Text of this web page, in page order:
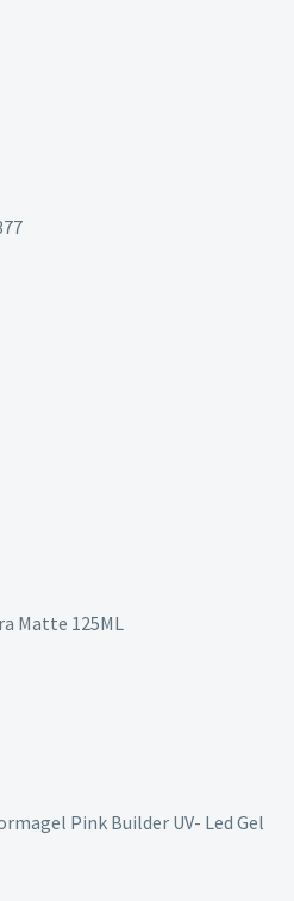
Matte 125ML
Pink Builder UV- Led Gel